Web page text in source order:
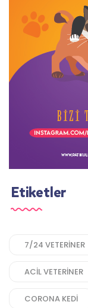
Etiketler
7/24 VETERINER
ACIL VETERINER
CORONA KEDI